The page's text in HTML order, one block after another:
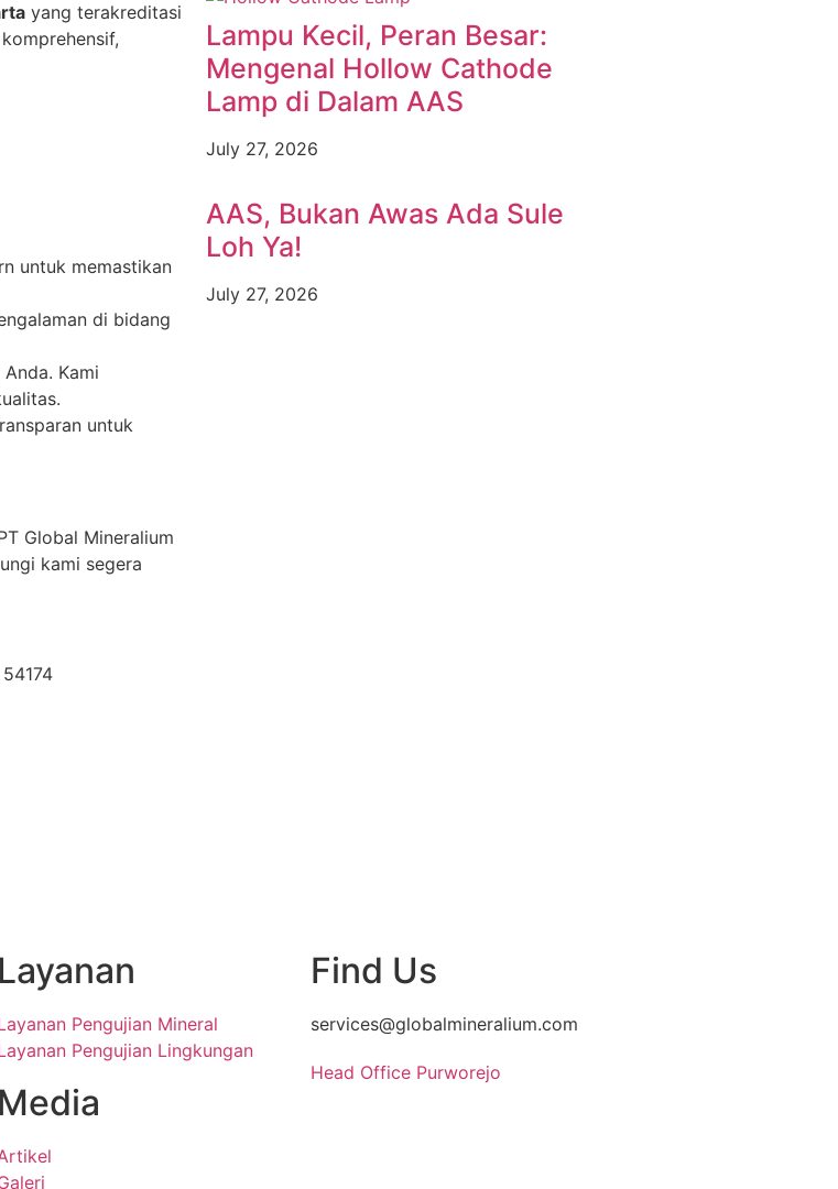
yang terakreditasi
untuk memastikan
di bidang
Kami
untuk
Global Mineralium
kami segera
Lampu Kecil, Peran Besar:
Mengenal Hollow Cathode
Lamp di Dalam AAS
July 27, 2026
AAS, Bukan Awas Ada Sule
Loh Ya!
July 27, 2026
Layanan
Pengujian Mineral
Pengujian Lingkungan
Media
Find Us
services@globalmineralium.com
Head Office Purworejo